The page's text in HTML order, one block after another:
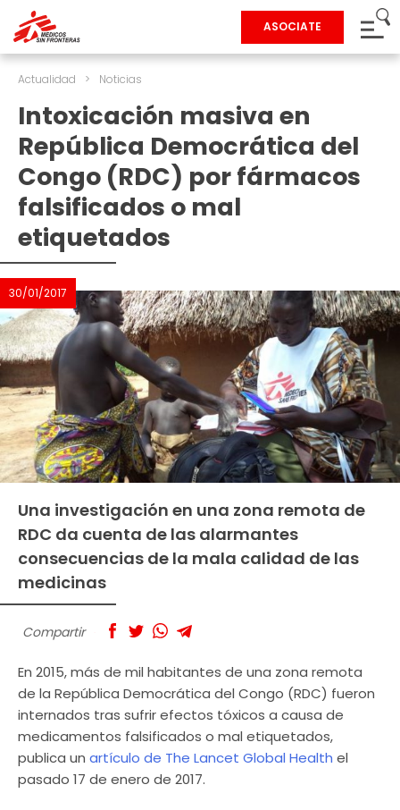
ASOCIATE
Actualidad > Noticias
Intoxicación masiva en
República Democrática del
Congo (RDC) por fármacos
falsificados o mal
etiquetados
30/01/2017
Una investigación en una zona remota de
RDC da cuenta de las alarmantes
consecuencias de la mala calidad de las
medicinas
Compartir
En 2015, más de mil habitantes de una zona remota
de la República Democrática del Congo (RDC) fueron
internados tras sufrir efectos tóxicos a causa de
medicamentos falsificados o mal etiquetados,
publica un artículo de The Lancet Global Health el
pasado 17 de enero de 2017.